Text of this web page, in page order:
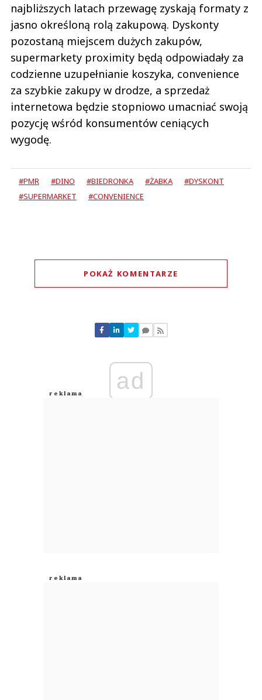
najbliższych latach przewagę zyskają formaty z
jasno określoną rolą zakupową. Dyskonty
pozostaną miejscem dużych zakupów,
supermarkety proximity będą odpowiadały za
codzienne uzupełnianie koszyka, convenience
za szybkie zakupy w drodze, a sprzedaż
internetowa będzie stopniowo umacniać swoją
pozycję wśród konsumentów ceniących
wygodę.
#PMR #DINO #BIEDRONKA #ŻABKA
#DYSKONT
#SUPERMARKET
#CONVENIENCE
POKAŻ KOMENTARZE
Nie znaleziono komentarzy
Zostaw swoje komentarze
Anuluj
ad